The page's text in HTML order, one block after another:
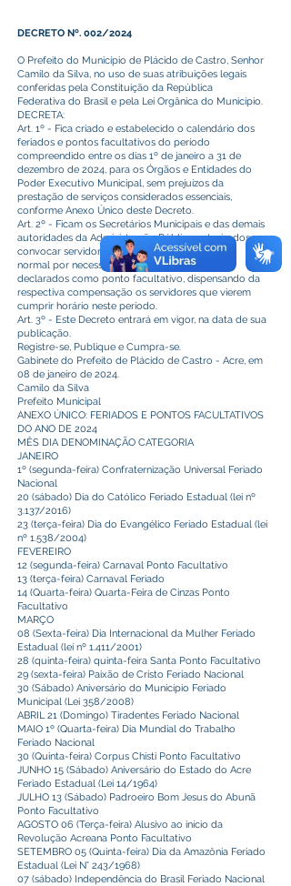
DECRETO Nº. 002/2024
O Prefeito do Município de Plácido de Castro, Senhor
Camilo da Silva, no uso de suas atribuições legais
conferidas pela Constituição da República
Federativa do Brasil e pela Lei Orgânica do Município.
DECRETA:
Art. 1º - Fica criado e estabelecido o calendário dos
feriados e pontos facultativos do período
compreendido entre os dias 1º de janeiro a 31 de
dezembro de 2024, para os Órgãos e Entidades do
Poder Executivo Municipal, sem prejuízos da
prestação de serviços considerados essenciais,
conforme Anexo Único deste Decreto.
Art. 2º - Ficam os Secretários Municipais e das demais
autoridades da Administração Pública autorizados a
convocar servidores para expediente
normal por necessidade de serviço, nos dias
declarados como ponto facultativo, dispensando da
respectiva compensação os servidores que vierem
cumprir horário neste período.
Art. 3º - Este Decreto entrará em vigor, na data de sua
publicação.
Registre-se, Publique e Cumpra-se.
Gabinete do Prefeito de Plácido de Castro - Acre, em
08 de janeiro de 2024.
Camilo da Silva
Prefeito Municipal
ANEXO ÚNICO: FERIADOS E PONTOS FACULTATIVOS
DO ANO DE 2024
MÊS DIA DENOMINAÇÃO CATEGORIA
JANEIRO
1º (segunda-feira) Confraternização Universal Feriado
Nacional
20 (sábado) Dia do Católico Feriado Estadual (lei nº
3.137/2016)
23 (terça-feira) Dia do Evangélico Feriado Estadual (lei
nº 1.538/2004)
FEVEREIRO
12 (segunda-feira) Carnaval Ponto Facultativo
13 (terça-feira) Carnaval Feriado
14 (Quarta-feira) Quarta-Feira de Cinzas Ponto
Facultativo
MARÇO
08 (Sexta-feira) Dia Internacional da Mulher Feriado
Estadual (lei nº 1.411/2001)
28 (quinta-feira) quinta-feira Santa Ponto Facultativo
29 (sexta-feira) Paixão de Cristo Feriado Nacional
30 (Sábado) Aniversário do Município Feriado
Municipal (Lei 358/2008)
ABRIL 21 (Domingo) Tiradentes Feriado Nacional
MAIO 1º (Quarta-feira) Dia Mundial do Trabalho
Feriado Nacional
30 (Quinta-feira) Corpus Chisti Ponto Facultativo
JUNHO 15 (Sábado) Aniversário do Estado do Acre
Feriado Estadual (Lei 14/1964)
JULHO 13 (Sábado) Padroeiro Bom Jesus do Abunã
Ponto Facultativo
AGOSTO 06 (Terça-feira) Alusivo ao início da
Revolução Acreana Ponto Facultativo
SETEMBRO 05 (Quinta-feira) Dia da Amazônia Feriado
Estadual (Lei N° 243/1968)
07 (sábado) Independência do Brasil Feriado Nacional